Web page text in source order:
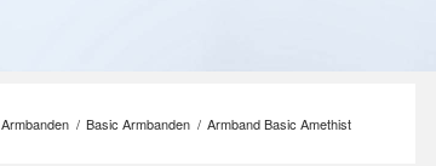
Armbanden / Basic Armbanden / Armband Basic Amethist